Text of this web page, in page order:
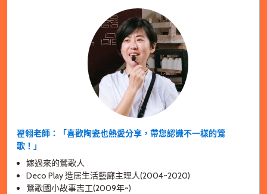
翟翎老師：「喜歡陶瓷也熱愛分享，帶您認識不一樣的鶯
歌！」
嫁過來的鶯歌人
Deco Play 造居生活藝廊主理人(2004~2020)
鶯歌國小故事志工(2009年~)